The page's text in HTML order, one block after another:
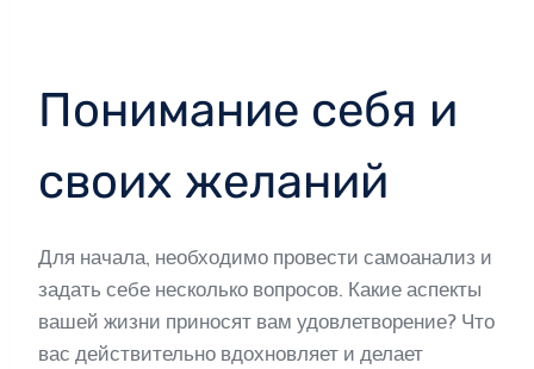
Понимание себя и
своих желаний
Для начала, необходимо провести самоанализ и
задать себе несколько вопросов. Какие аспекты
вашей жизни приносят вам удовлетворение? Что
вас действительно вдохновляет и делает